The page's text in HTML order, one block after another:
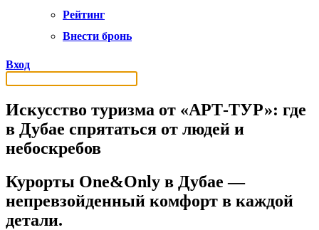
Рейтинг
Внести бронь
Вход
Искусство туризма от «АРТ-ТУР»: где
в Дубае спрятаться от людей и
небоскребов
Курорты One&Only в Дубае —
непревзойденный комфорт в каждой
детали.